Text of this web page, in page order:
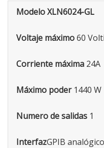
Modelo XLN6024-GL
Voltaje máximo60
Corriente máxima 24A
Máximo poder 1440 W
Numero de salidas 1
InterfazGPIB